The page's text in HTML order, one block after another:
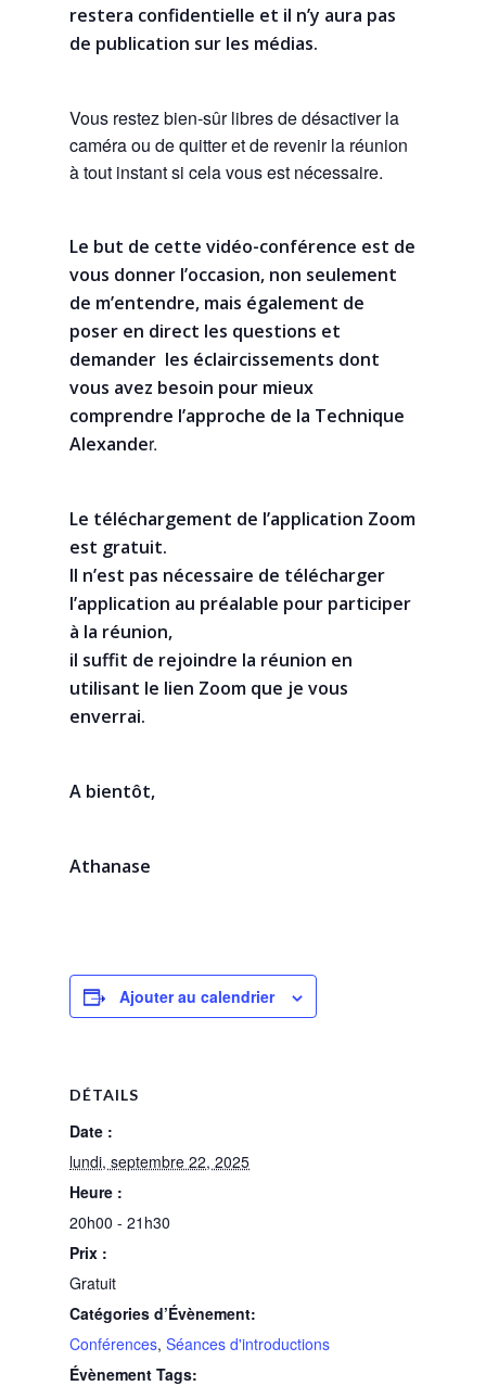
restera confidentielle et il n’y aura pas
de publication sur les médias.
Vous restez bien-sûr libres de désactiver la
caméra ou de quitter et de revenir la réunion
à tout instant si cela vous est nécessaire.
Le but de cette vidéo-conférence est de
vous donner l’occasion, non seulement
de m’entendre, mais également de
poser en direct les questions et
demander les éclaircissements dont
vous avez besoin pour mieux
comprendre l’approche de la Technique
Alexander.
Le téléchargement de l’application Zoom
est gratuit.
Il n’est pas nécessaire de télécharger
l’application au préalable pour participer
à la réunion,
il suffit de rejoindre la réunion en
utilisant le lien Zoom que je vous
enverrai.
A bientôt,
Athanase
Ajouter au calendrier
DÉTAILS
Date :
lundi, septembre 22, 2025
Heure :
20h00 - 21h30
Prix :
Gratuit
Catégories d’Évènement:
Conférences, Séances d'introductions
Évènement Tags: